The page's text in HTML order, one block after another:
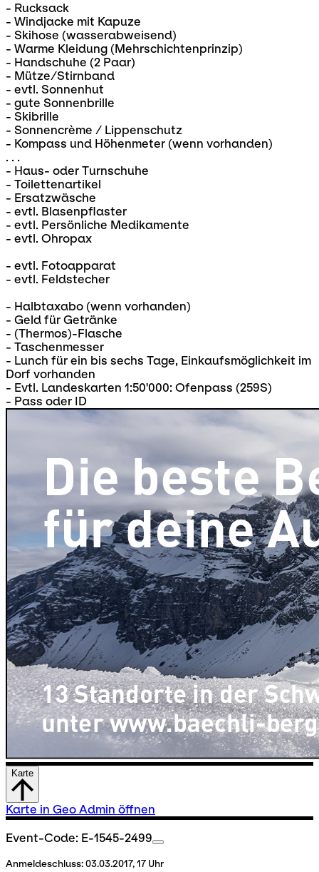
- Rucksack
- Windjacke mit Kapuze
- Skihose (wasserabweisend)
- Warme Kleidung (Mehrschichtenprinzip)
- Handschuhe (2 Paar)
- Mütze/Stirnband
- evtl. Sonnenhut
- gute Sonnenbrille
- Skibrille
- Sonnencrème / Lippenschutz
- Kompass und Höhenmeter (wenn vorhanden)
. . .
- Haus- oder Turnschuhe
- Toilettenartikel
- Ersatzwäsche
- evtl. Blasenpflaster
- evtl. Persönliche Medikamente
- evtl. Ohropax
- evtl. Fotoapparat
- evtl. Feldstecher
- Halbtaxabo (wenn vorhanden)
- Geld für Getränke
- (Thermos)-Flasche
- Taschenmesser
- Lunch für ein bis sechs Tage, Einkaufsmöglichkeit im
Dorf vorhanden
- Evtl. Landeskarten 1:50'000: Ofenpass (259S)
- Pass oder ID
Karte
Karte in Geo Admin öffnen
Event-Code: E-1545-2499
Anmeldeschluss:03.03.2017, 17 Uhr